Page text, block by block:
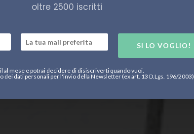
oltre 2500 iscritti
SI LO VOGLIO!
al mese e potrai decidere di disiscriverti quando vuoi.
dei dati personali per l'invio della Newsletter (ex art. 13 D.Lgs. 196/2003)